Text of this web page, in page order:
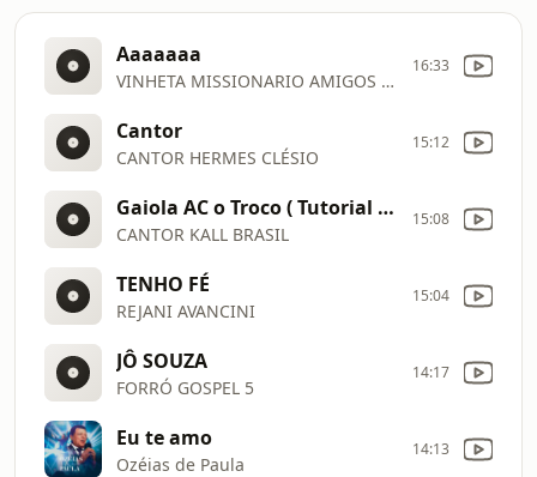
Aaaaaaa
VINHETA MISSIONARIO AMIGOS DE JESUS
16:33
Cantor
CANTOR HERMES CLÉSIO
15:12
Gaiola AC o Troco ( Tutorial Aula Piano / Teclado ) Especial 8K e 400
CANTOR KALL BRASIL
15:08
TENHO FÉ
REJANI AVANCINI
15:04
JÔ SOUZA
FORRÓ GOSPEL 5
14:17
Eu te amo
Ozéias de Paula
14:13